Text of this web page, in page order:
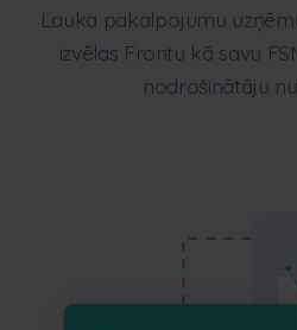
Lauka pakalpojumu
izvēlas Frontu kā savu
nodrošinātāju